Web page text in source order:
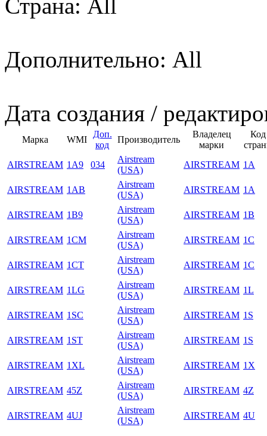
Страна: All
Дополнительно: All
Дата создания /
Марка WMI
Доп.
код
Производитель
Владелец
марки
Код
AIRSTREAM 1A9 034
Airstream
(USA)
AIRSTREAM 1A
AIRSTREAM 1AB
Airstream
(USA)
AIRSTREAM 1A
AIRSTREAM 1B9
Airstream
(USA)
AIRSTREAM 1B
AIRSTREAM 1CM
Airstream
(USA)
AIRSTREAM 1C
AIRSTREAM 1CT
Airstream
(USA)
AIRSTREAM 1C
AIRSTREAM 1LG
Airstream
(USA)
AIRSTREAM 1L
AIRSTREAM 1SC
Airstream
(USA)
AIRSTREAM 1S
AIRSTREAM 1ST
Airstream
(USA)
AIRSTREAM 1S
AIRSTREAM 1XL
Airstream
(USA)
AIRSTREAM 1X
AIRSTREAM 45Z
Airstream
(USA)
AIRSTREAM 4Z
AIRSTREAM 4UJ
Airstream
(USA)
AIRSTREAM 4U